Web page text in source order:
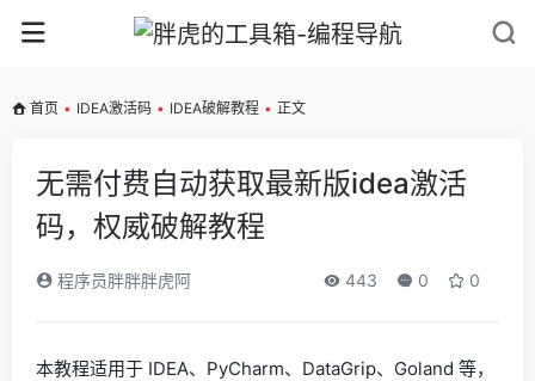
首页 • IDEA激活码 • IDEA破解教程 • 正文
无需付费自动获取最新版idea激活
码，权威破解教程
程序员胖胖胖虎阿 443 0 0
本教程适用于 IDEA、PyCharm、DataGrip、Goland 等，